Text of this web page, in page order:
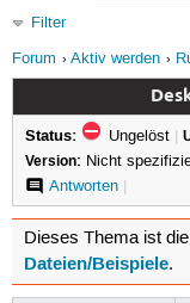
Filter
Forum
Aktiv werden
Status: Ungelöst |
Version: Nicht
Antworten|
Dieses Thema ist
Dateien/Beispiele.